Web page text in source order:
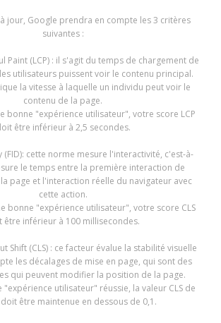
jour, Google prendra en compte les 3 critères
suivantes :
Paint (LCP) : il s'agit du temps de chargement de
utilisateurs puissent voir le contenu principal.
la vitesse à laquelle un individu peut voir le
contenu de la page.
bonne "expérience utilisateur", votre score LCP
être inférieur à 2,5 secondes.
(FID): cette norme mesure l'interactivité, c'est-à-
le temps entre la première interaction de
page et l'interaction réelle du navigateur avec
cette action.
bonne "expérience utilisateur", votre score CLS
être inférieur à 100 millisecondes.
Shift (CLS) : ce facteur évalue la stabilité visuelle
les décalages de mise en page, qui sont des
qui peuvent modifier la position de la page.
utilisateur" réussie, la valeur CLS de
être maintenue en dessous de 0,1.